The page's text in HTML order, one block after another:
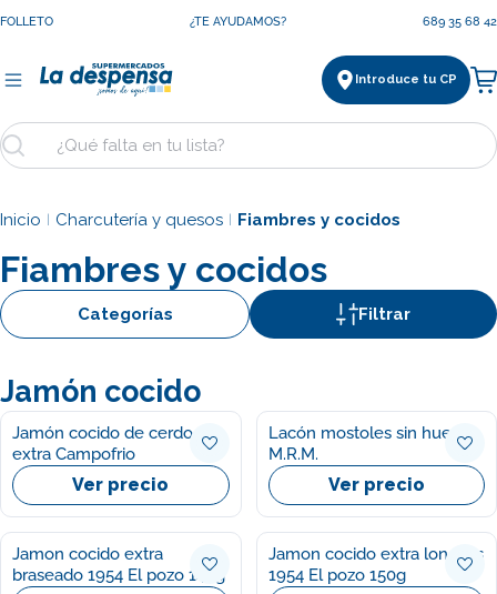
FOLLETO ¿TE AYUDAMOS? 689 35 68 42
Buscar
Introduce tu CP
Inicio Charcutería y quesos Fiambres y cocidos
Fiambres y cocidos
Categorías Filtrar
Jamón cocido
Jamón cocido de cerdo
extra Campofrio
Ver precio
Lacón mostoles sin hueso
M.R.M.
Ver precio
Jamon cocido extra
braseado 1954 El pozo 140g
Jamon cocido extra lonchas
1954 El pozo 150g